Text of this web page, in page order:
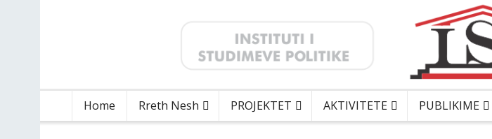
Home Rreth Nesh PROJEKTET AKTIVITETE PUBLIKIME